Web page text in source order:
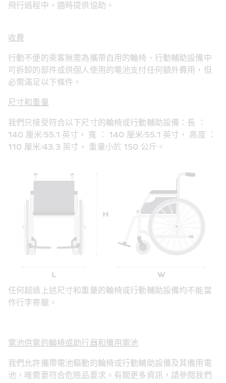
飛行過程中，適時提供協助。
收費
行動不便的乘客無需為攜帶自用的輪椅、行動輔助設備中
可拆卸的部件或供個人使用的電池支付任何額外費用，但
必需滿足以下條件。
尺寸和重量
我們只接受符合以下尺寸的輪椅或行動輔助設備：長 ：
140 厘米/55.1 英寸， 寬 ： 140 厘米/55.1 英寸， 高度 ：
110 厘米/43.3 英寸， 重量小於 150 公斤。
任何超過上述尺寸和重量的輪椅或行動輔助設備均不能當
作行李寄艙。
電池供電的輪椅或助行器和備用電池
我們允許攜帶電池驅動的輪椅或行動輔助設備及其備用電
池，唯需要符合危險品要求。有關更多資訊，請參閱我們